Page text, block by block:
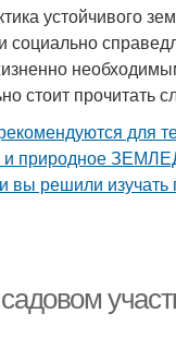
устойчивого
социально
стоит прочитать